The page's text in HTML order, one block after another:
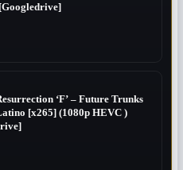
‘F’ – Future Trunks
[x265] (1080p HEVC )